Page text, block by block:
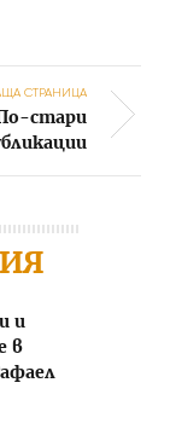
СТРАНИЦА
По-стари
и
в